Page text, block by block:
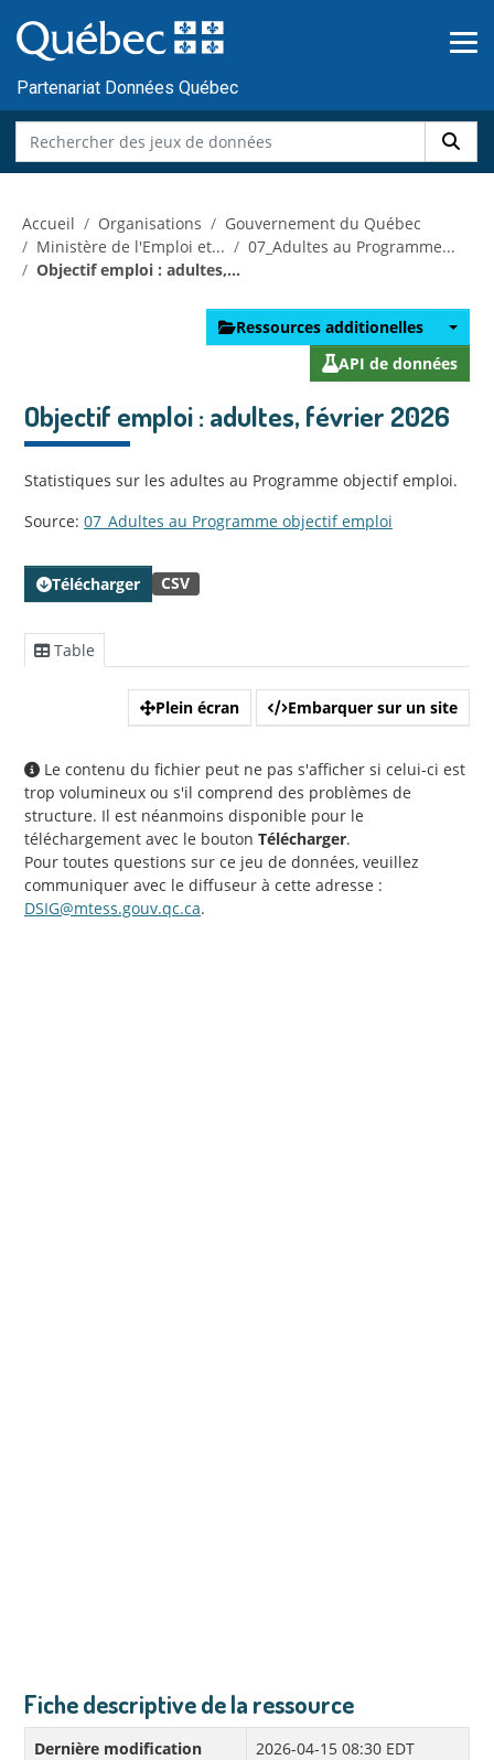
au
contenu
Partenariat Données Québec
Accueil Organisations
Gouvernement du Québec
Ministère de l'Emploi et...
07_Adultes au Programme...
Objectif emploi : adultes,...
Ressources additionelles
API de données
Objectif emploi : adultes, février 2026
Statistiques sur les adultes au Programme objectif emploi.
Source: 07_Adultes au Programme objectif emploi
Télécharger CSV
Table
Plein écran Embarquer sur un site
Le contenu du fichier peut ne pas s'afficher si celui-ci est
trop volumineux ou s'il comprend des problèmes de
structure. Il est néanmoins disponible pour le
téléchargement avec le bouton Télécharger.
Pour toutes questions sur ce jeu de données, veuillez
communiquer avec le diffuseur à cette adresse :
DSIG@mtess.gouv.qc.ca.
Fiche descriptive de la ressource
Dernière modification
2026-04-15 08:30 EDT